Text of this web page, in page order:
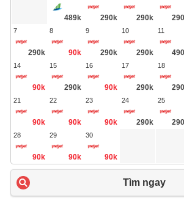
489k 290k 290k
7
290k
8
90k
9
290k
10
290k
11
14
90k
15
290k
16
90k
17
290k
18
21
90k
22
90k
23
90k
24
290k
25
28
90k
29
90k
30
90k
Tìm ngay